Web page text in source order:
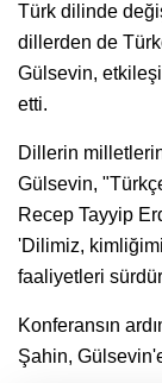
Türk dilinde
dillerden de
Gülsevin,
etti.
Dillerin
Gülsevin,
Recep Tayyip
'Dilimiz,
faaliyetleri
Konferansın
Şahin,